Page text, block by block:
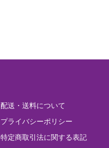
配送・送料について
プライバシーポリシー
特定商取引法に関する表記